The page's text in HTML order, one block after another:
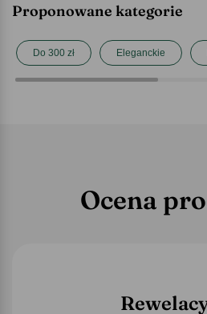
Proponowane kategorie
Do 300 zł Eleganckie
Ocena